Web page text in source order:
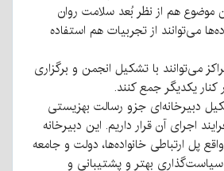
موضوع هم از نظر بُعد سلامت روان
می‌توانند از تجربیات هم استفاده
می‌توانند با تشکیل انجمن و برگزاری
کنار یکدیگر جمع کنند.
دبیرخانه‌ای جزو رسالت بهزیستی
اجرای آن قرار داریم. این دبیرخانه
پل ارتباطی خانواده‌ها، دولت و جامعه
بهتر و پشتیبانی و